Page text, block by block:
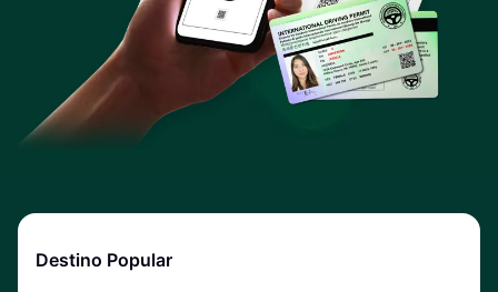
Destino Popular